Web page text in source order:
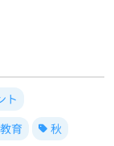
ト
教育
秋